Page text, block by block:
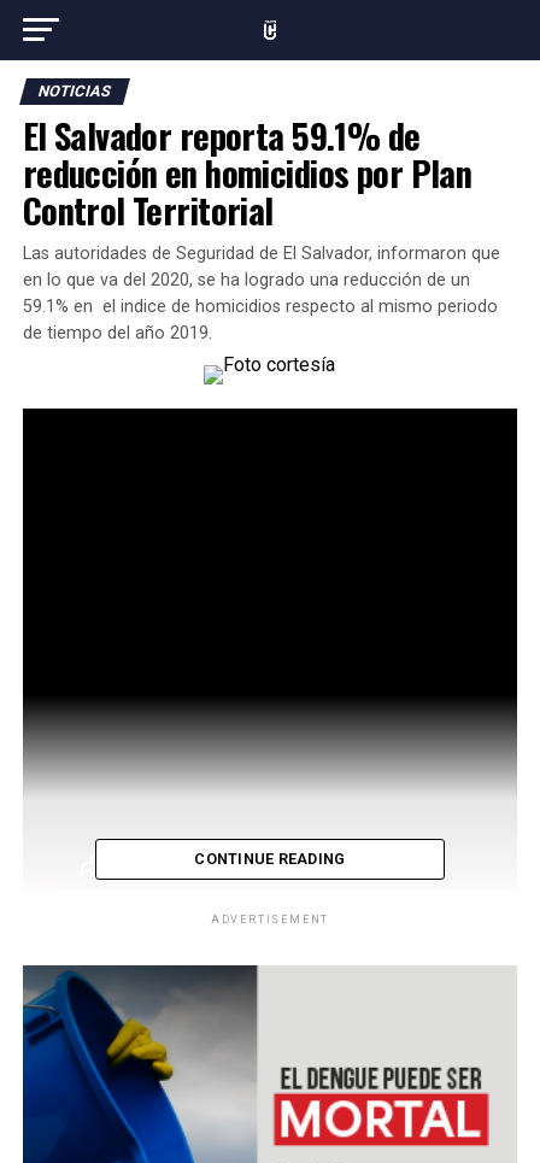
NOTICIAS
El Salvador reporta 59.1% de
reducción en homicidios por Plan
Control Territorial
Las autoridades de Seguridad de El Salvador, informaron que
en lo que va del 2020, se ha logrado una reducción de un
59.1% en el indice de homicidios respecto al mismo periodo
de tiempo del año 2019.
que en lo que va del 2020, se ha logrado una reducción
de un 59.1% en el indice de homicidios respecto al
mismo periodo de tiempo del año 2019.
Esta baja es atribuida a la estrategia de seguridad del
presidente Nayib Bukele, con el Plan Control Territorial.
CONTINUE READING
ADVERTISEMENT